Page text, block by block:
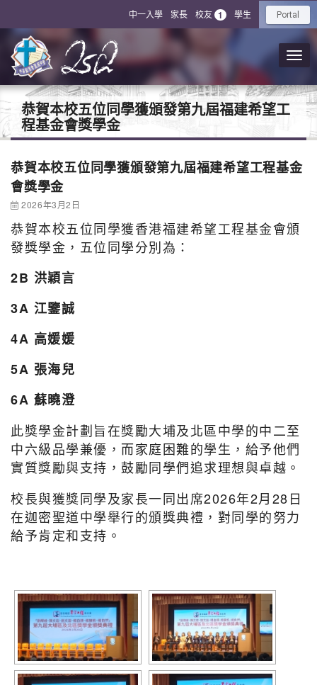
中一入學 家長 校友 1 學生 Portal
恭賀本校五位同學獲頒發第九屆福建希望工
程基金會獎學金
恭賀本校五位同學獲頒發第九屆福建希望工程基金
會獎學金
2026年3月2日
恭賀本校五位同學獲香港福建希望工程基金會頒
發獎學金，五位同學分別為：
2B 洪穎言
3A 江鑒誠
4A 高媛媛
5A 張海兒
6A 蘇曉澄
此獎學金計劃旨在獎勵大埔及北區中學的中二至
中六級品學兼優，而家庭困難的學生，給予他們
實質獎勵與支持，鼓勵同學們追求理想與卓越。
校長與獲獎同學及家長一同出席2026年2月28日
在迦密聖道中學舉行的頒獎典禮，對同學的努力
給予肯定和支持。